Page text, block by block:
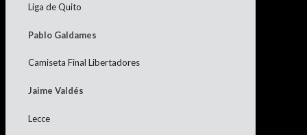
Liga de Quito
Pablo Galdames
Camiseta Final Libertadores
Jaime Valdés
Lecce